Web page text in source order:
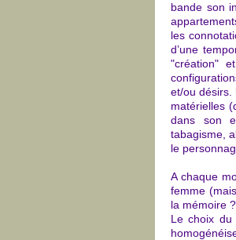
bande son
les
d’une
"création" et
et/ou
matérielles
dans son
tabagisme,
le
A chaque
femme
la mémoire
Le choix du